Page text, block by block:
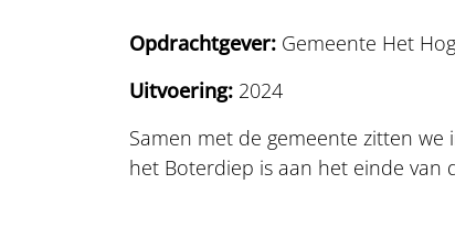
Opdrachtgever: Gemeente Het
Uitvoering: 2024
Samen met de gemeente zitten
het Boterdiep is aan het einde van